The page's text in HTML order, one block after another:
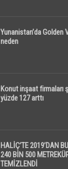
Yunanistan’da Golden
neden
Konut inşaat firmaları
yüzde 127 arttı
HALİÇ’TE 2019’DAN
240 BİN 500
TEMİZLENDİ